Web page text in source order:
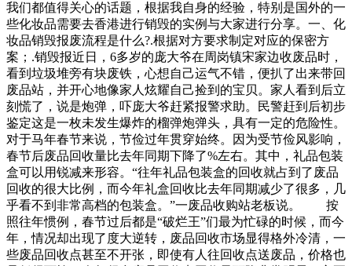
我们都值得关心的话题，根据我自身的经验，特别是国外的一
些化妆品需要去香港进行销毁的实例与大家进行分享。一、化
妆品销毁报废流程是什么?.根据对方要求制定对应的保密方
案；.销毁报近日，6多岁的庞大爷在周岗镇宋家边收废品时，
看到垃圾堆旁有块废铁，心想自己运气不错，便扒了出来带回
废品站，并开心地像家人炫耀自己捡到的宝贝。家人看到后立
刻慌了，说是炮弹，吓庞大爷赶紧报警求助。民警赶到后初步
鉴定这是一枚未发生爆炸的榴弹炮弹头，具有一定的危险性。
对于马年春节来说，节俭过年贯穿始终。因为受节俭风影响，
春节后废品回收量比去年同期下降了%左右。其中，礼品包装
盒可以用锐减来形容。“往年礼品包装盒的回收就占到了废品
回收的很大比例，而今年礼盒回收比去年同期减少了很多，几
乎看不到非常高档的包装盒。”一废品收购站老板说。 按
照往年惯例，春节过后都是“破烂王”们最为忙碌的时候，而今
年，情况却出现了度大逆转，废品回收市场显得格外冷清，一
些废品回收点甚至不开张，即使有人往回收点送废品，价格也